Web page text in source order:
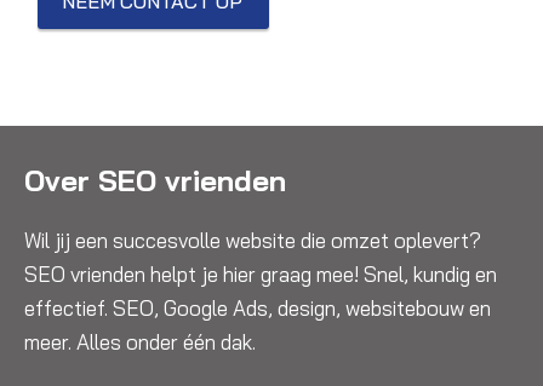
Over SEO vrienden
Wil jij een succesvolle website die omzet oplevert?
SEO vrienden helpt je hier graag mee! Snel, kundig en
effectief. SEO, Google Ads, design, websitebouw en
meer. Alles onder één dak.